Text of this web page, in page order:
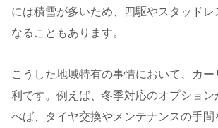
には積雪が多いため、四駆やスタッドレ
なることもあります。
こうした地域特有の事情において、カ
利です。例えば、冬季対応のオプション
べば、タイヤ交換やメンテナンスの手間